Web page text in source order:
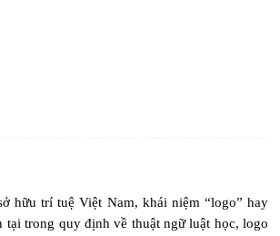
hữu trí tuệ Việt Nam, khái niệm “logo” hay
tại trong quy định về thuật ngữ luật học, logo